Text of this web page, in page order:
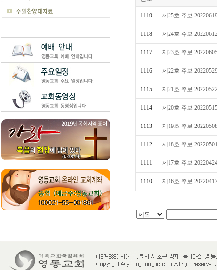
1119 제25호 주보
1118 제24호 주보
1117 제23호 주보
1116 제22호 주보
1115 제21호 주보
1114 제20호 주보
1113 제19호 주보
1112 제18호 주보
1111 제17호 주보
1110 제16호 주보